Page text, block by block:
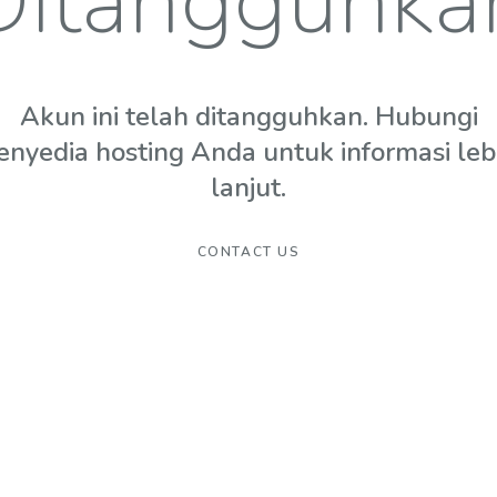
Akun ini telah ditangguhkan. Hubungi
hosting Anda untuk informasi
lanjut.
CONTACT US